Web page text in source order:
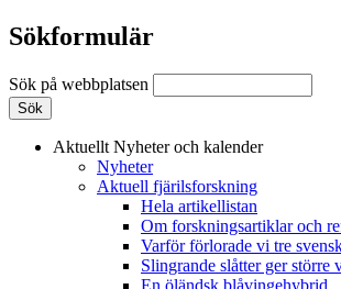
Sökformulär
Sök på webbplatsen
Aktuellt Nyheter och kalender
Nyheter
Aktuell fjärilsforskning
Hela artikellistan
Om forskningsartiklar och
Varför förlorade vi tre
Slingrande slåtter ger större
En öländsk blåvingehybrid